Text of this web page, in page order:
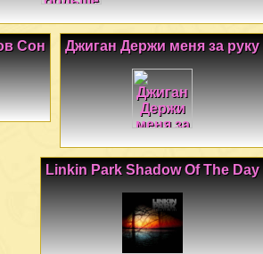
Джиган Держи меня за руку
Сон
Linkin Park Shadow Of The Day